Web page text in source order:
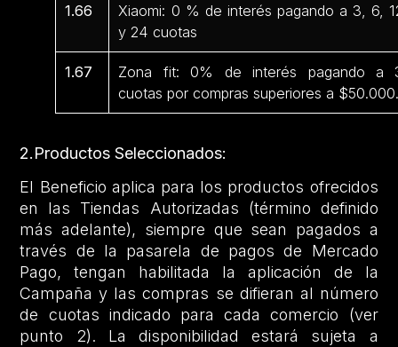
1.66
Xiaomi: 0 % de interés pagando a 3, 6,
y 24 cuotas
1.67
Zona fit: 0% de interés pagando a
cuotas por compras superiores a
2.Productos Seleccionados:
El Beneficio aplica para los productos ofrecidos
en las Tiendas Autorizadas (término definido
más adelante), siempre que sean pagados a
través de la pasarela de pagos de Mercado
Pago, tengan habilitada la aplicación de la
Campaña y las compras se difieran al número
de cuotas indicado para cada comercio (ver
punto 2). La disponibilidad estará sujeta a